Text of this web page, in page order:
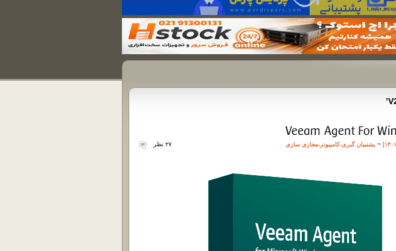
~ پشتیبان گیری،کامپیوتر ،مجازی سازی ۲۷ نظر